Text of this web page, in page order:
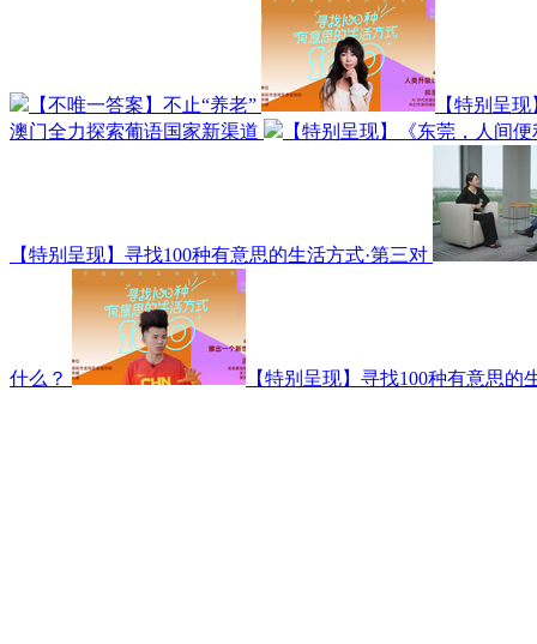
【不唯一答案】不止“养老”
【特别呈
澳门全力探索葡语国家新渠道
【特别呈现】《东莞，人间
【特别呈现】寻找100种有意思的生活方式·第三对
什么？ 【特别呈现】寻找100种有意思的